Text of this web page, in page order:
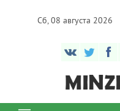
Сб, 08 августа 2026